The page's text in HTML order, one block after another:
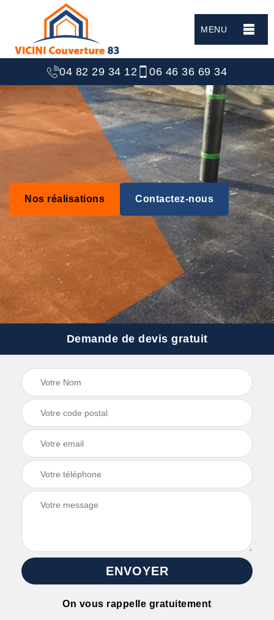
MENU
04 82 29 34 12 06 46 36 69 34
Nos réalisations Contactez-nous
Demande de devis gratuit
On vous rappelle gratuitement